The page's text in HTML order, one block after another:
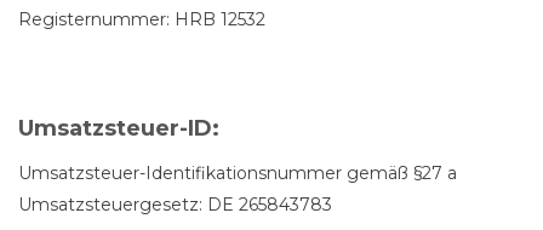
Registernummer: HRB 12532
Umsatzsteuer-ID:
Umsatzsteuer-Identifikationsnummer gemäß §27 a
Umsatzsteuergesetz: DE 265843783